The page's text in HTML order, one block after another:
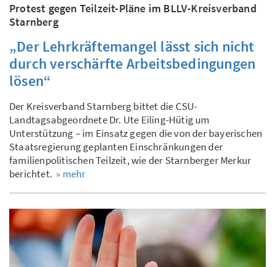
Protest gegen Teilzeit-Pläne im BLLV-Kreisverband
Starnberg
„Der Lehrkräftemangel lässt sich nicht
durch verschärfte Arbeitsbedingungen
lösen“
Der Kreisverband Starnberg bittet die CSU-
Landtagsabgeordnete Dr. Ute Eiling-Hütig um
Unterstützung – im Einsatz gegen die von der bayerischen
Staatsregierung geplanten Einschränkungen der
familienpolitischen Teilzeit, wie der Starnberger Merkur
berichtet. » mehr